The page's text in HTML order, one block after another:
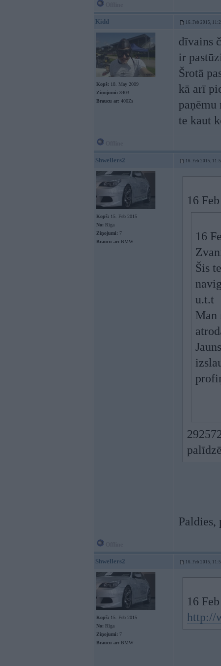
Kidd 16. Feb 2015,
Kopš: 18. May 2009
Ziņojumi: 8403
Braucu ar: 400Zs
dīvains
ir
Šrotā
kā arī
te kaut
Shwellers2 16. Feb 2015,
Kopš: 15. Feb 2015
No: Rīga
Ziņojumi: 7
Braucu ar: BMW
16
16
Šis
u.t.t
Man
Paldies,
Shwellers2 16. Feb 2015,
Kopš: 15. Feb 2015
No: Rīga
Ziņojumi: 7
Braucu ar: BMW
16
http://